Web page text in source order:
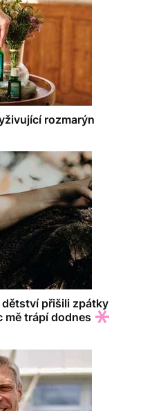
rozmarýn
dětství přišili zpátky
mě trápí dodnes